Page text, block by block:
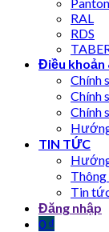
RAL
RDS
Điều khoản
Chính
Chính
Chính
TIN TỨC
Thông
Tin
Đăng nhập
0 ₫